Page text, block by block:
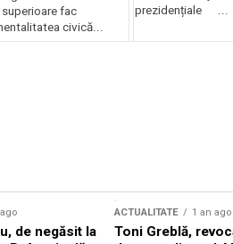
fac
civică...
prezidențiale ...
de negăsit la
ACTUALITATE 1 an ago
Toni Greblă,